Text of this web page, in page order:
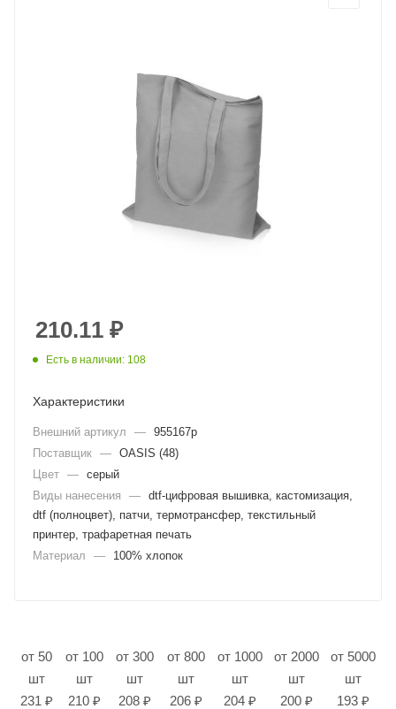
210.11 ₽
Есть в наличии: 108
Характеристики
Внешний артикул — 955167p
Поставщик — OASIS (48)
Цвет — серый
Виды нанесения
— dtf-цифровая вышивка, кастомизация,
dtf (полноцвет), патчи, термотрансфер, текстильный
принтер, трафаретная печать
Материал
— 100% хлопок
от 50
шт
231 ₽
от 100
шт
210 ₽
от 300
шт
208 ₽
от 800
шт
206 ₽
от 1000
шт
204 ₽
от 2000
шт
200 ₽
от 5000
шт
193 ₽